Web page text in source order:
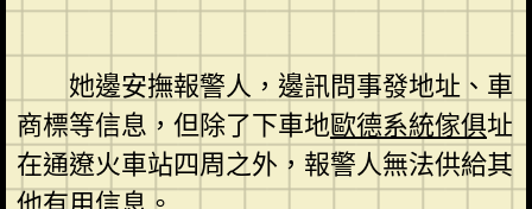
她邊安撫報警人，邊訊問事發地址、車
商標等信息，但除了下車地歐德系統傢俱址
在通遼火車站四周之外，報警人無法供給其